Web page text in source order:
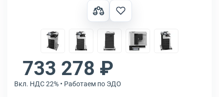
733 278 ₽
Вкл. НДС 22% • Работаем по ЭДО